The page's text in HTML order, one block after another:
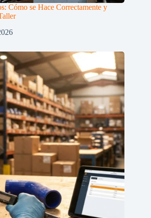
Cómo se Hace Correctamente y